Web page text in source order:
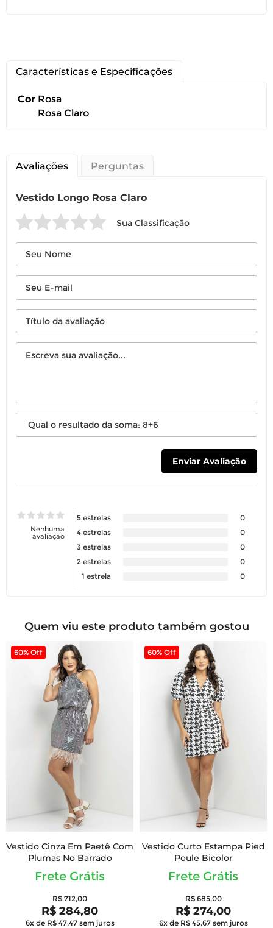
produto gratuitamente.
esteja sem uso.
É importante revisar as
devolução
Características e Especificações
Cor Rosa
Rosa Claro
Avaliações Perguntas
Vestido Longo Rosa Claro
Sua Classificação
Nenhuma
avaliação
5 estrelas
0
4 estrelas
0
3 estrelas
0
2 estrelas
0
1 estrela
0
Quem viu este produto também gostou
60% Off
Vestido Cinza Em Paetê Com
Plumas No Barrado
Frete Grátis
R$ 712,00
R$ 284,80
6x de R$ 47,47 sem juros
60% Off
Vestido Curto Estampa Pied
Poule Bicolor
Frete Grátis
R$ 685,00
R$ 274,00
6x de R$ 45,67 sem juros